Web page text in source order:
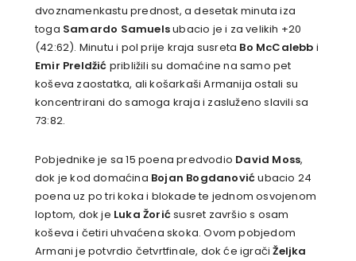
dvoznamenkastu prednost, a desetak minuta iza
toga Samardo Samuelsubacio je i za velikih +20
(42:62). Minutu i pol prije kraja susreta Bo McCalebb i
Emir Preldžić približili su domaćine na samo pet
koševa zaostatka, ali košarkaši Armanija ostali su
koncentrirani do samoga kraja i zasluženo slavili sa
73:82.
Pobjednike je sa 15 poena predvodio David Moss,
dok je kod domaćina Bojan Bogdanovićubacio 24
poena uz po tri koka i blokade te jednom osvojenom
loptom, dok je Luka Žorićsusret završio s osam
koševa i četiri uhvaćena skoka. Ovom pobjedom
Armani je potvrdio četvrtfinale, dok će igračiŽeljka